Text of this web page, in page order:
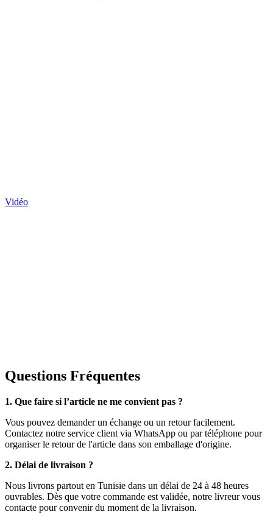
Vidéo
Questions Fréquentes
1. Que faire si l’article ne me convient pas ?
Vous pouvez demander un échange ou un retour facilement.
Contactez notre service client via WhatsApp ou par téléphone pour
organiser le retour de l'article dans son emballage d'origine.
2. Délai de livraison ?
Nous livrons partout en Tunisie dans un délai de 24 à 48 heures
ouvrables. Dès que votre commande est validée, notre livreur vous
contacte pour convenir du moment de la livraison.